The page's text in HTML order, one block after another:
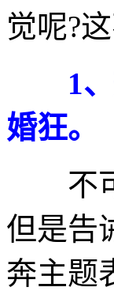
觉呢?
1、
婚狂。
不可
但是告
奔主题